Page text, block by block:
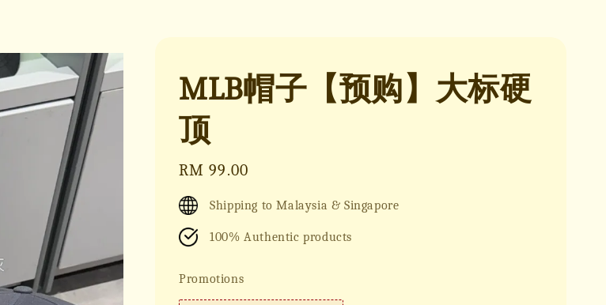
MLB帽子【预购】大标硬
顶
Regular
price
RM 99.00
Shipping to Malaysia & Singapore
100% Authentic products
Promotions